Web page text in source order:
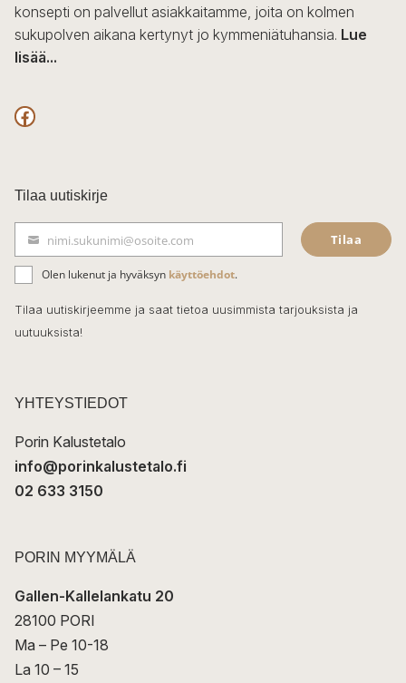
konsepti on palvellut asiakkaitamme, joita on kolmen
sukupolven aikana kertynyt jo kymmeniätuhansia. Lue
lisää...
F
c
e
b
o
o
k
Tilaa uutiskirje
ä
h
k
p
t
nimi.sukunimi@osoite.com Tilaa
Olen lukenut ja hyväksyn käyttöehdot.
Tilaa uutiskirjeemme ja saat tietoa uusimmista tarjouksista ja
uutuuksista!
YHTEYSTIEDOT
Porin Kalustetalo
info@porinkalustetalo.fi
02 633 3150
PORIN MYYMÄLÄ
Gallen-Kallelankatu 20
28100 PORI
Ma – Pe 10-18
La 10 – 15